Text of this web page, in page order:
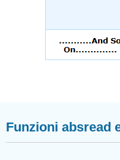
Funzioni absread